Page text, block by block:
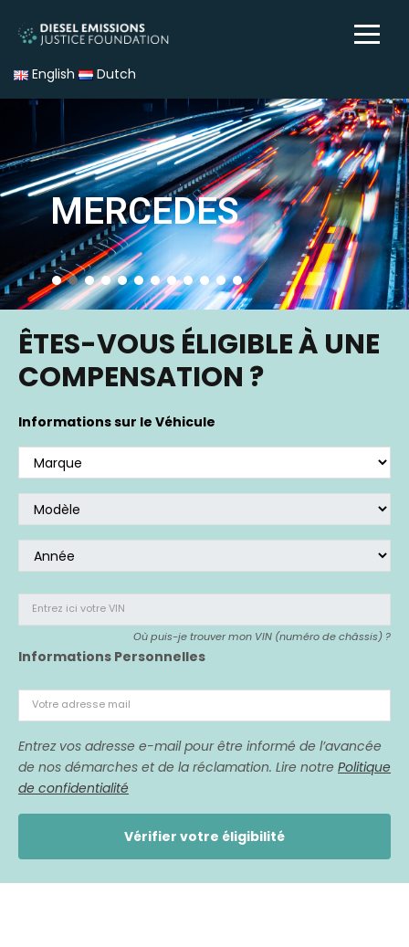
English Dutch
MERCEDES
ÊTES-VOUS ÉLIGIBLE À UNE
COMPENSATION ?
Informations sur le Véhicule
Entrez ici votre VIN
Où puis-je trouver mon VIN (numéro de châssis) ?
Informations Personnelles
Votre adresse mail
Entrez vos adresse e-mail pour être informé de l’avancée
de nos démarches et de la réclamation. Lire notre Politique
de confidentialité
Vérifier votre éligibilité
Si vous avez acheté un véhicule affecté,